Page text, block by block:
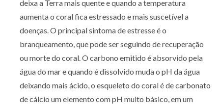
deixa a Terra mais quente e quando a temperatura
aumenta o coral fica estressado e mais suscetível a
doenças. O principal sintoma de estresse é o
branqueamento, que pode ser seguindo de recuperação
ou morte do coral. O carbono emitido é absorvido pela
água do mar e quando é dissolvido muda o pH da água
deixando mais ácido, o esqueleto do coral é de carbonato
de cálcio um elemento com pH muito básico, em um